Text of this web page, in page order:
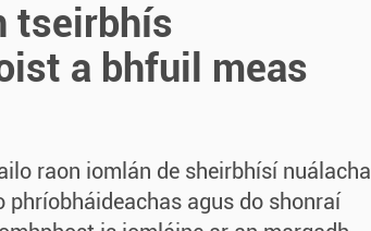
tseirbhís
a bhfuil meas
raon iomlán de sheirbhísí nuálacha
phríobháideachas agus do shonraí